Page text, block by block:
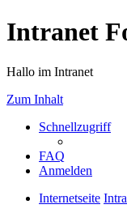
Intranet
Hallo im Intranet
Zum Inhalt
Schnellzugriff
FAQ
Anmelden
Internetseite